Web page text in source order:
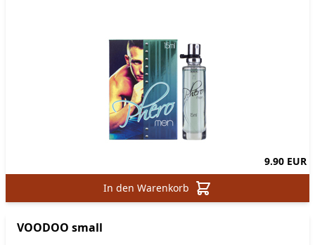
9.90 EUR
In den Warenkorb
VOODOO small